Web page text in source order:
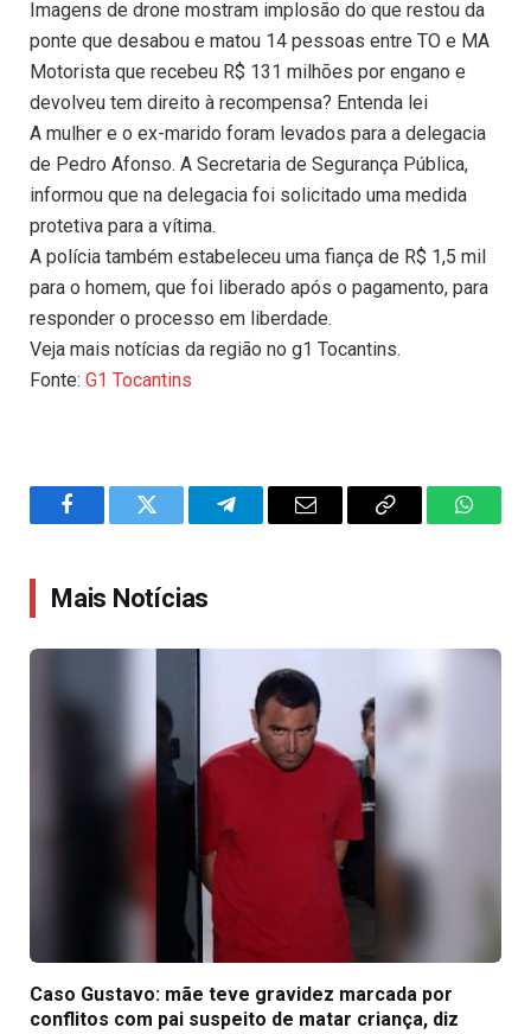
Imagens de drone mostram implosão do que restou da
ponte que desabou e matou 14 pessoas entre TO e MA
Motorista que recebeu R$ 131 milhões por engano e
devolveu tem direito à recompensa? Entenda lei
A mulher e o ex-marido foram levados para a delegacia
de Pedro Afonso. A Secretaria de Segurança Pública,
informou que na delegacia foi solicitado uma medida
protetiva para a vítima.
A polícia também estabeleceu uma fiança de R$ 1,5 mil
para o homem, que foi liberado após o pagamento, para
responder o processo em liberdade.
Veja mais notícias da região no g1 Tocantins.
Fonte: G1 Tocantins
FacebookTwitter TelegramEmail
Copy
Mais Notícias
Caso Gustavo: mãe teve gravidez marcada por
conflitos com pai suspeito de matar criança, diz